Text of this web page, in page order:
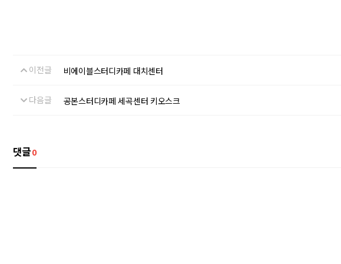
이전글 비에이블스터디카페 대치센터
다음글 공본스터디카페 세곡센터 키오스크
댓글0